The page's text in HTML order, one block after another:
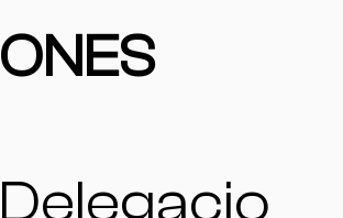
ONES
Delegacio